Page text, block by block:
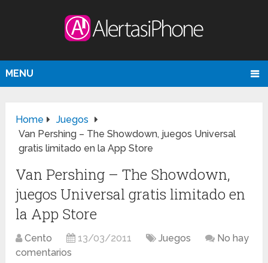
MENU
Home
Juegos
Van Pershing – The Showdown, juegos Universal
gratis limitado en la App Store
Van Pershing – The Showdown,
juegos Universal gratis limitado en
la App Store
Cento 13/03/2011 Juegos
No hay
comentarios